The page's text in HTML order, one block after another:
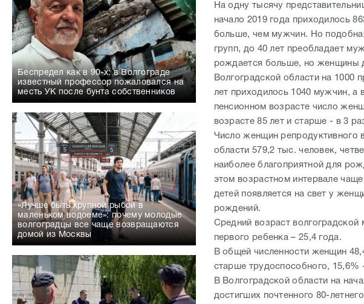
Беспредел как в 90-х: в Волгограде
известный профессор пожаловался на
месть УК после бунта собственников
«Лучше быть крупной рыбой в
маленьком водоеме»: почему молодые
волгоградцы все чаще возвращаются
домой из Москвы
На одну тысячу
начало 2019 года приходилось
больше, чем мужчин. Но
групп, до 40 лет преобладает
рождается больше, но женщины
Волгоградской области на 1000
лет приходилось 1040 мужчин, а
пенсионном возрасте число
возрасте 85 лет и старше - в 3
Число женщин репродуктивного
области 579,2 тыс. человек,
наиболее благоприятной для
этом возрастном интервале
детей появляется на свет у
рождений.
Средний возраст
первого ребенка – 25,4 года.
В общей численности женщин
старше трудоспособного,
В Волгоградской области на
достигших почтенного 80-